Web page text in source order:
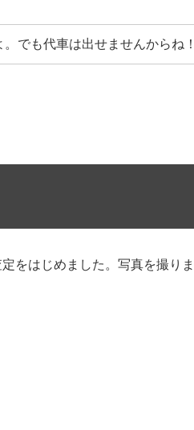
でも代車は出せませんからね！
をはじめました。写真を撮り